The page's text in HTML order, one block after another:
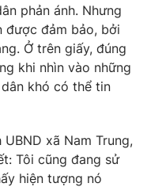
phản ánh. Nhưng
được đảm bảo, bởi
Ở trên giấy, đúng
khi nhìn vào những
khó có thể tin
xã Nam Trung,
Tôi cũng đang sử
hiện tượng nó